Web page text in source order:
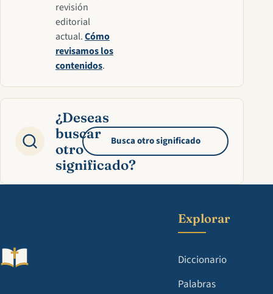
revisión
editorial
actual.Cómo
revisamos los
contenidos.
¿Deseas
buscar
otro
significado?
Busca otro significado
Explorar
Diccionario
Palabras